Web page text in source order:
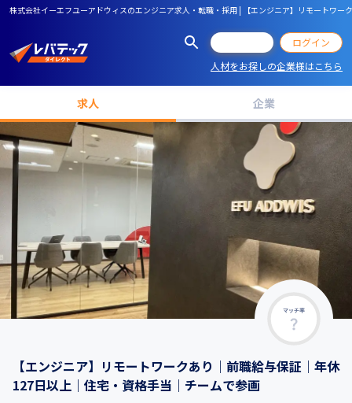
株式会社イーエフユーアドウィスのエンジニア求人・転職・採用 | 【エンジニア】リモートワ
ログイン
人材をお探しの企業様はこちら
求人 企業
マッチ率
【エンジニア】リモートワークあり｜前職給与保証｜年休
127日以上｜住宅・資格手当｜チームで参画